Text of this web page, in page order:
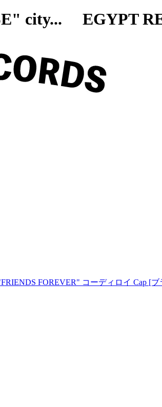
city... EGYPT
FOREVER" コーディロイ Cap [